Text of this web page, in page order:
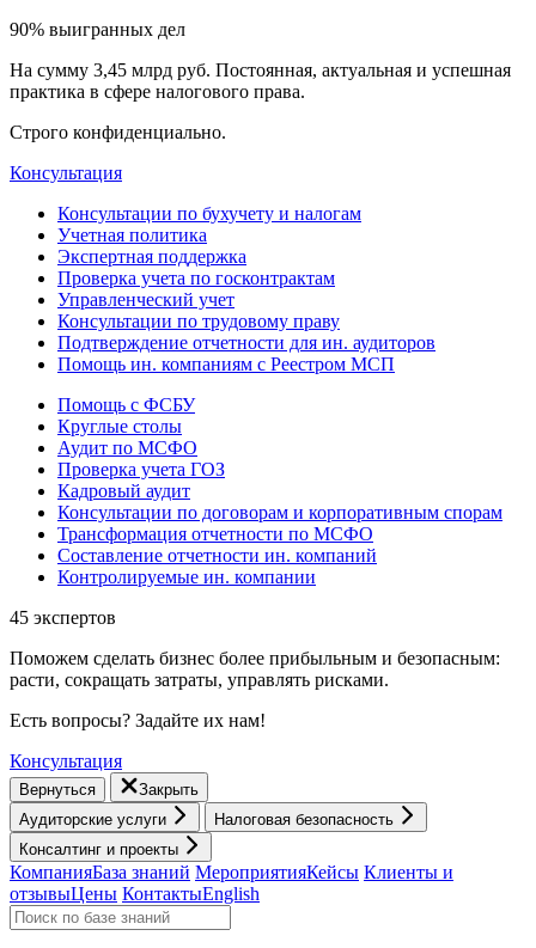
90% выигранных дел
На сумму 3,45 млрд руб. Постоянная, актуальная и успешная
практика в сфере налогового права.
Строго конфиденциально.
Консультация
Консультации по бухучету и налогам
Учетная политика
Экспертная поддержка
Проверка учета по госконтрактам
Управленческий учет
Консультации по трудовому праву
Подтверждение отчетности для ин. аудиторов
Помощь ин. компаниям с Реестром МСП
Помощь с ФСБУ
Круглые столы
Аудит по МСФО
Проверка учета ГОЗ
Кадровый аудит
Консультации по договорам и корпоративным спорам
Трансформация отчетности по МСФО
Составление отчетности ин. компаний
Контролируемые ин. компании
45 экспертов
Поможем сделать бизнес более прибыльным и безопасным:
расти, cокращать затраты, управлять рисками.
Есть вопросы? Задайте их нам!
Консультация
Вернуться
Закрыть
Аудиторские услуги
Налоговая безопасность
Консалтинг и проекты
КомпанияБаза знаний МероприятияКейсы Клиенты и
отзывыЦены КонтактыEnglish